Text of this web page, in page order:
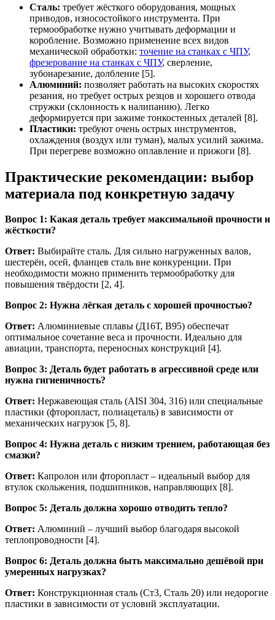
Сталь: требует жёсткого оборудования, мощных
приводов, износостойкого инструмента. При
термообработке нужно учитывать деформации и
коробление. Возможно применение всех видов
механической обработки: точение на станках с ЧПУ,
фрезерование на станках с ЧПУ, сверление,
зубонарезание, долбление [5].
Алюминий: позволяет работать на высоких скоростях
резания, но требует острых резцов и хорошего отвода
стружки (склонность к налипанию). Легко
деформируется при зажиме тонкостенных деталей [8].
Пластики: требуют очень острых инструментов,
охлаждения (воздух или туман), малых усилий зажима.
При перегреве возможно оплавление и прижоги [8].
Практические рекомендации: выбор
материала под конкретную задачу
Вопрос 1: Какая деталь требует максимальной прочности и
жёсткости?
Ответ: Выбирайте сталь. Для сильно нагруженных валов,
шестерён, осей, фланцев сталь вне конкуренции. При
необходимости можно применить термообработку для
повышения твёрдости [2, 4].
Вопрос 2: Нужна лёгкая деталь с хорошей прочностью?
Ответ: Алюминиевые сплавы (Д16Т, В95) обеспечат
оптимальное сочетание веса и прочности. Идеально для
авиации, транспорта, переносных конструкций [4].
Вопрос 3: Деталь будет работать в агрессивной среде или
нужна гигиеничность?
Ответ: Нержавеющая сталь (AISI 304, 316) или специальные
пластики (фторопласт, полиацеталь) в зависимости от
механических нагрузок [5, 8].
Вопрос 4: Нужна деталь с низким трением, работающая без
смазки?
Ответ: Капролон или фторопласт – идеальный выбор для
втулок скольжения, подшипников, направляющих [8].
Вопрос 5: Деталь должна хорошо отводить тепло?
Ответ: Алюминий – лучший выбор благодаря высокой
теплопроводности [4].
Вопрос 6: Деталь должна быть максимально дешёвой при
умеренных нагрузках?
Ответ: Конструкционная сталь (Ст3, Сталь 20) или недорогие
пластики в зависимости от условий эксплуатации.